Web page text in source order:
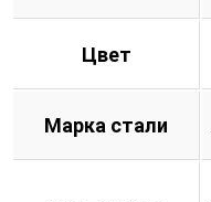
Цвет
Марка стали